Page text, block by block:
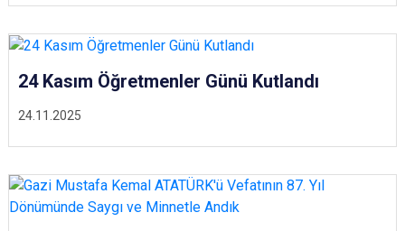
24.11.2025
24 Kasım Öğretmenler Günü Kutlandı